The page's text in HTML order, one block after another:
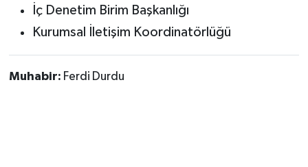
İç Denetim Birim Başkanlığı
Kurumsal İletişim Koordinatörlüğü
Muhabir: Ferdi Durdu